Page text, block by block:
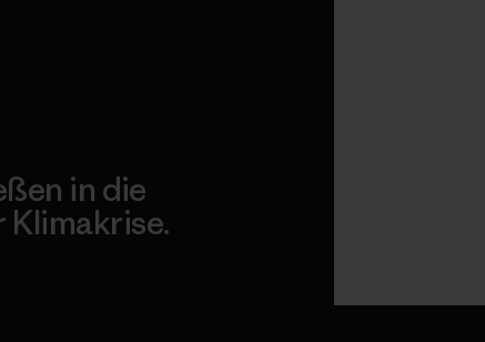
in die
Klimakrise.